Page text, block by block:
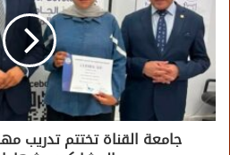
جامعة القناة تختتم تدريب